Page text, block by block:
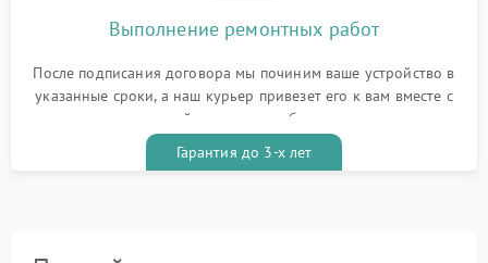
Выполнение ремонтных работ
После подписания договора мы починим ваше устройство в
указанные сроки, а наш курьер привезет его к вам вместе с
гарантийным талоном бесплатно
Гарантия до 3-х лет